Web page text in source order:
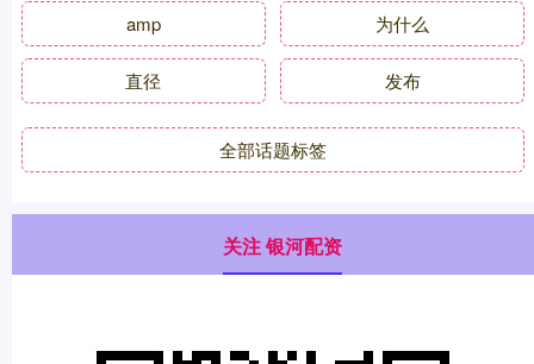
amp 为什么
直径 发布
全部话题标签
关注 银河配资